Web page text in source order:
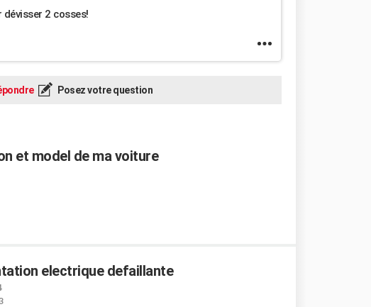
2 cosses!
Posez votre question
et model de ma voiture
electrique defaillante